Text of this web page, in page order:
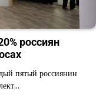
россиян
пятый россиянин